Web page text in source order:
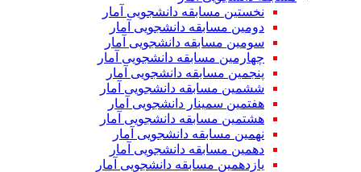
نخستین مسابقه دانشجویی آمار
دومین مسابقه دانشجویی آمار
سومین مسابقه دانشجویی آمار
چهارمین مسابقه دانشجویی آمار
پنجمین مسابقه دانشجویی آمار
ششمین مسابقه دانشجویی آمار
هفتمین سمینار دانشجویی آمار
هشتمین مسابقه دانشجویی آمار
نهمین مسابقه دانشجویی آمار
دهمین مسابقه دانشجویی آمار
یازدهمین مسابقه دانشجویی آمار